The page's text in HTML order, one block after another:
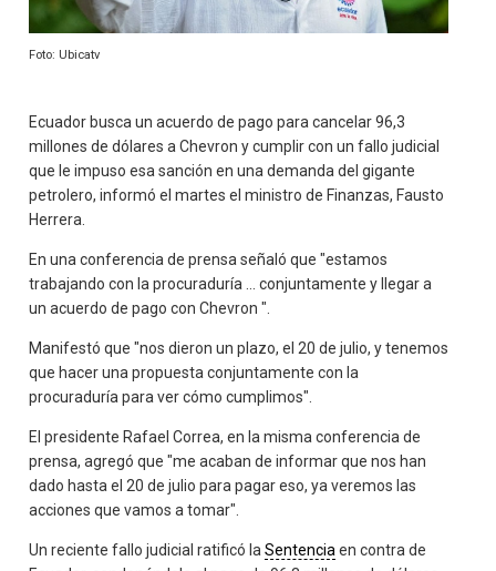
Foto: Ubicatv
Ecuador busca un acuerdo de pago para cancelar 96,3
millones de dólares a Chevron y cumplir con un fallo judicial
que le impuso esa sanción en una demanda del gigante
petrolero, informó el martes el ministro de Finanzas, Fausto
Herrera.
En una conferencia de prensa señaló que "estamos
trabajando con la procuraduría ... conjuntamente y llegar a
un acuerdo de pago con Chevron ".
Manifestó que "nos dieron un plazo, el 20 de julio, y tenemos
que hacer una propuesta conjuntamente con la
procuraduría para ver cómo cumplimos".
El presidente Rafael Correa, en la misma conferencia de
prensa, agregó que "me acaban de informar que nos han
dado hasta el 20 de julio para pagar eso, ya veremos las
acciones que vamos a tomar".
Un reciente fallo judicial ratificó laSentencia en contra de